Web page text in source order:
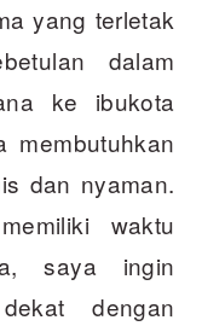
yang terletak
dalam
ke ibukota
membutuhkan
dan nyaman.
waktu
saya ingin
dengan